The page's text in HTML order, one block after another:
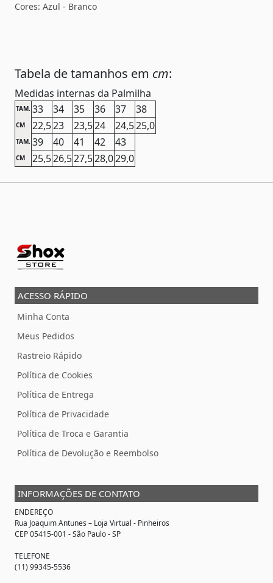
Cores: Azul - Branco
Tabela de tamanhos em cm:
Medidas internas da Palmilha
TAM. 33 34 35 36 37 38
CM 22,523 23,524 24,525,0
TAM. 39 40 41 42 43
CM 25,526,527,528,029,0
ACESSO RÁPIDO
Minha Conta
Meus Pedidos
Rastreio Rápido
Política de Cookies
Política de Entrega
Política de Privacidade
Política de Troca e Garantia
Política de Devolução e Reembolso
INFORMAÇÕES DE CONTATO
ENDEREÇO
Rua Joaquim Antunes – Loja Virtual - Pinheiros
CEP 05415-001 - São Paulo - SP
TELEFONE
(11) 99345-5536